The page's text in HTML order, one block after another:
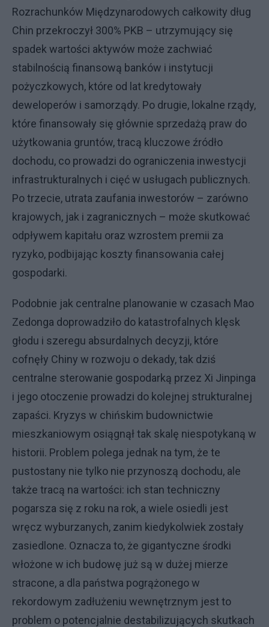
Rozrachunków Międzynarodowych całkowity dług
Chin przekroczył 300% PKB – utrzymujący się
spadek wartości aktywów może zachwiać
stabilnością finansową banków i instytucji
pożyczkowych, które od lat kredytowały
deweloperów i samorządy. Po drugie, lokalne rządy,
które finansowały się głównie sprzedażą praw do
użytkowania gruntów, tracą kluczowe źródło
dochodu, co prowadzi do ograniczenia inwestycji
infrastrukturalnych i cięć w usługach publicznych.
Po trzecie, utrata zaufania inwestorów – zarówno
krajowych, jak i zagranicznych – może skutkować
odpływem kapitału oraz wzrostem premii za
ryzyko, podbijając koszty finansowania całej
gospodarki.
Podobnie jak centralne planowanie w czasach Mao
Zedonga doprowadziło do katastrofalnych klęsk
głodu i szeregu absurdalnych decyzji, które
cofnęły Chiny w rozwoju o dekady, tak dziś
centralne sterowanie gospodarką przez Xi Jinpinga
i jego otoczenie prowadzi do kolejnej strukturalnej
zapaści. Kryzys w chińskim budownictwie
mieszkaniowym osiągnął tak skalę niespotykaną w
historii. Problem polega jednak na tym, że te
pustostany nie tylko nie przynoszą dochodu, ale
także tracą na wartości: ich stan techniczny
pogarsza się z roku na rok, a wiele osiedli jest
wręcz wyburzanych, zanim kiedykolwiek zostały
zasiedlone. Oznacza to, że gigantyczne środki
włożone w ich budowę już są w dużej mierze
stracone, a dla państwa pogrążonego w
rekordowym zadłużeniu wewnętrznym jest to
problem o potencjalnie destabilizujących skutkach